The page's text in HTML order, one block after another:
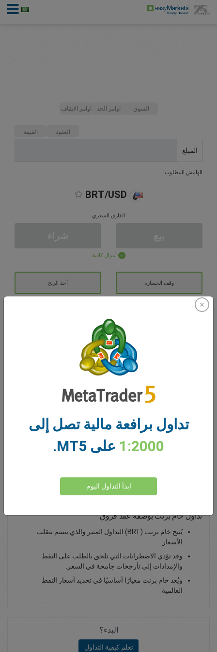
السوق اوامر الحد اوامر الايقاف
العقود القيمة
المبلغ
الهامش المطلوب:
BRT/USD
الفارق السعري
أموال كافية
وقف الخسارة أخذ الربح
افتح حساب تداول
إجمالي المكسب/الخسارة المفتوحة
Total Premium
تداول خام برنت بوصفه عقد فروق
يُتيح خام برنت (BRT) التداول المثير والذي يتسم بتقلب
الأسعار
وقد تؤدي الاضطرابات التي تلحق بالطلب على النفط
والإمدادات إلى تأرجحات جامحة في السعر.
ويُعد خام برنت معيارًا أساسيًا في تحديد أسعار النفط
العالمية.
البدء؟
تعلم كيفية التداول
تداول برافعة مالية تصل إلى
1:2000 على MT5.
ابدأ التداول اليوم